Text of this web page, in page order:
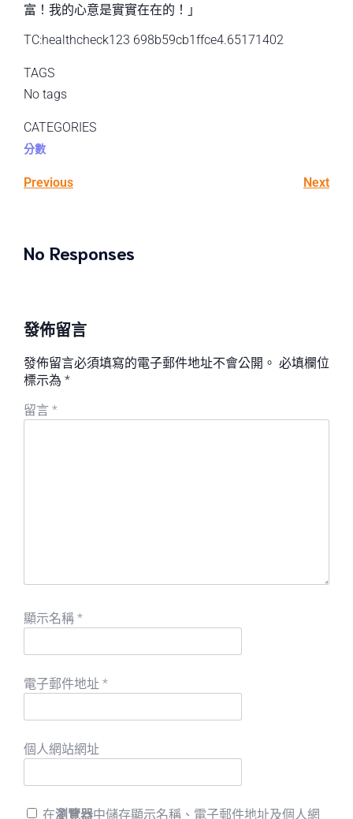
富！我的心意是實實在在的！」
TC:healthcheck123 698b59cb1ffce4.65171402
TAGS
No tags
CATEGORIES
分數
Previous Next
No Responses
發佈留言
發佈留言必須填寫的電子郵件地址不會公開。 必填欄位
標示為 *
留言 *
顯示名稱 *
電子郵件地址 *
個人網站網址
在瀏覽器中儲存顯示名稱、電子郵件地址及個人網